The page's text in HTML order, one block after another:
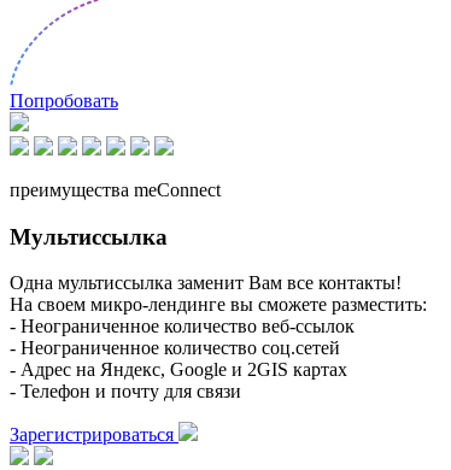
Попробовать
преимущества meConnect
Мультиссылка
Одна мультиссылка заменит Вам все контакты!
На своем микро-лендинге вы сможете разместить:
- Неограниченное количество веб-ссылок
- Неограниченное количество соц.сетей
- Адрес на Яндекс, Google и 2GIS картах
- Телефон и почту для связи
Зарегистрироваться